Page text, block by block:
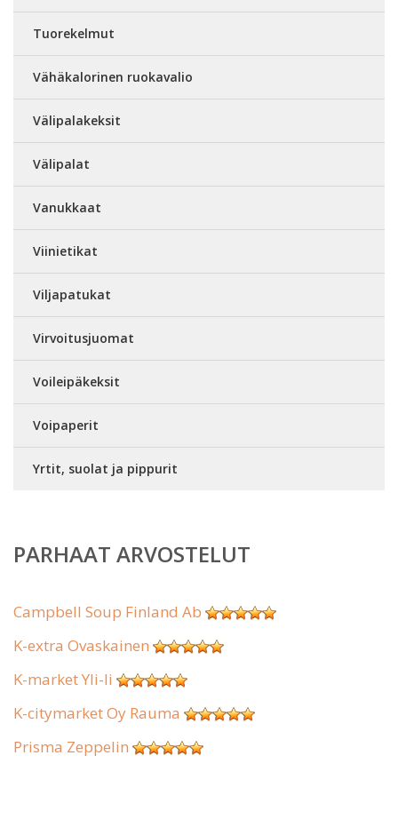
Tuorekelmut
Vähäkalorinen ruokavalio
Välipalakeksit
Välipalat
Vanukkaat
Viinietikat
Viljapatukat
Virvoitusjuomat
Voileipäkeksit
Voipaperit
Yrtit, suolat ja pippurit
PARHAAT ARVOSTELUT
Campbell Soup Finland Ab
K-extra Ovaskainen
K-market Yli-Ii
K-citymarket Oy Rauma
Prisma Zeppelin